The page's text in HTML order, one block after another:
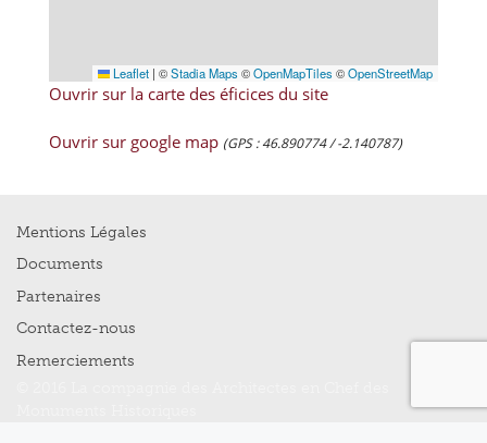
Leaflet | ©Stadia Maps ©OpenMapTiles ©OpenStreetMap
Ouvrir sur la carte des éficices du site
Ouvrir sur google map (GPS : 46.890774 / -2.140787)
Mentions Légales
Documents
Partenaires
Contactez-nous
Remerciements